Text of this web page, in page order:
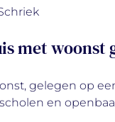
met woonst
gelegen op
en